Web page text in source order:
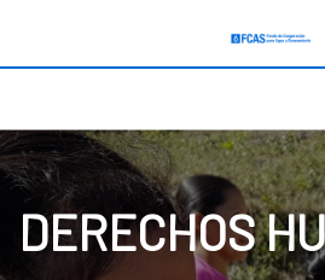
DERECHOS